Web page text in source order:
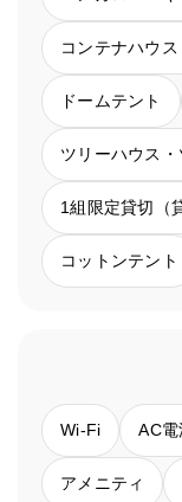
コンテナハウ
ドームテント
ツリーハウス・
1組限定貸切（
コットンテント
Wi-Fi AC電
アメニティ